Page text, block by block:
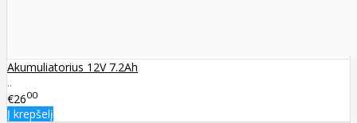
Akumuliatorius 12V 7.2Ah
..
€2600
Į krepšelį